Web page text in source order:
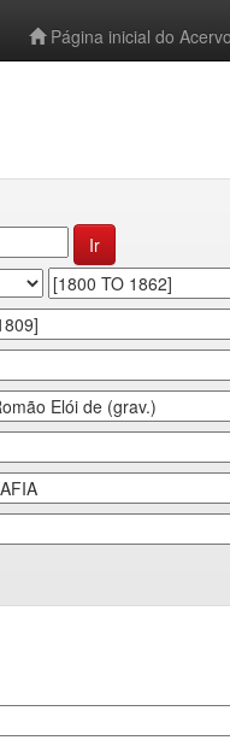
Página inicial do